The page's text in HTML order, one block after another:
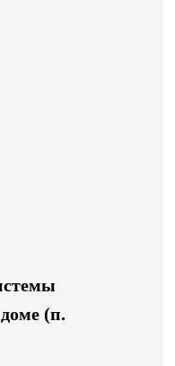
(п.